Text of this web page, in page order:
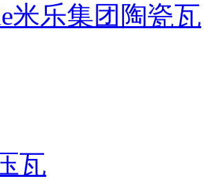
米乐集团陶瓷瓦
瓦